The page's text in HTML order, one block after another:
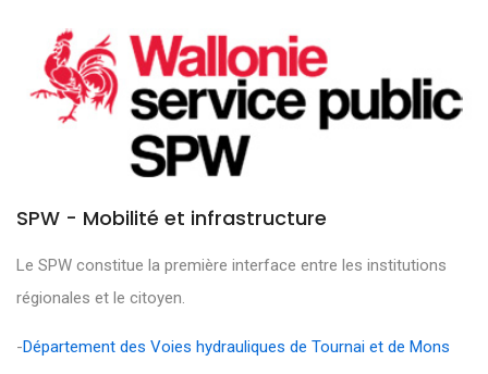
SPW - Mobilité et infrastructure
Le SPW constitue la première interface entre les institutions
régionales et le citoyen.
-Département des Voies hydrauliques de Tournai et de Mons